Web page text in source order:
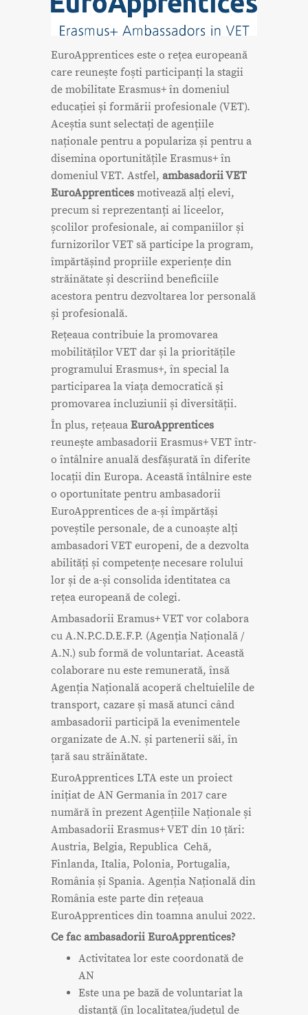
EuroApprentices este o rețea europeană
care reunește foști participanți la stagii
de mobilitate Erasmus+ în domeniul
educației și formării profesionale (VET).
Aceștia sunt selectați de agențiile
naționale pentru a populariza și pentru a
disemina oportunitățile Erasmus+ în
domeniul VET. Astfel, ambasadorii VET
EuroApprentices motivează alți elevi,
precum si reprezentanți ai liceelor,
școlilor profesionale, ai companiilor și
furnizorilor VET să participe la program,
împărtășind propriile experiențe din
străinătate și descriind beneficiile
acestora pentru dezvoltarea lor personală
și profesională.
Rețeaua contribuie la promovarea
mobilităților VET dar și la prioritățile
programului Erasmus+, în special la
participarea la viața democratică și
promovarea incluziunii și diversității.
În plus, rețeaua EuroApprentices
reunește ambasadorii Erasmus+ VET într-
o întâlnire anuală desfășurată în diferite
locații din Europa. Această întâlnire este
o oportunitate pentru ambasadorii
EuroApprentices de a-și împărtăși
poveștile personale, de a cunoaște alți
ambasadori VET europeni, de a dezvolta
abilități și competențe necesare rolului
lor și de a-și consolida identitatea ca
rețea europeană de colegi.
Ambasadorii Eramus+ VET vor colabora
cu A.N.P.C.D.E.F.P. (Agenția Națională /
A.N.) sub formă de voluntariat. Această
colaborare nu este remunerată, însă
Agenția Națională acoperă cheltuielile de
transport, cazare și masă atunci când
ambasadorii participă la evenimentele
organizate de A.N. și partenerii săi, în
țară sau străinătate.
EuroApprentices LTA este un proiect
inițiat de AN Germania în 2017 care
numără în prezent Agențiile Naționale și
Ambasadorii Erasmus+ VET din 10 țări:
Austria, Belgia, Republica Cehă,
Finlanda, Italia, Polonia, Portugalia,
România și Spania. Agenția Națională din
România este parte din rețeaua
EuroApprentices din toamna anului 2022.
Ce fac ambasadorii EuroApprentices?
Activitatea lor este coordonată de
AN
Este una pe bază de voluntariat la
distanță (în localitatea/județul de